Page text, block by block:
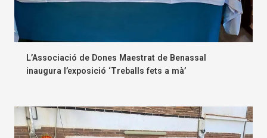
L’Associació de Dones Maestrat de Benassal
inaugura l’exposició ‘Treballs fets a mà’